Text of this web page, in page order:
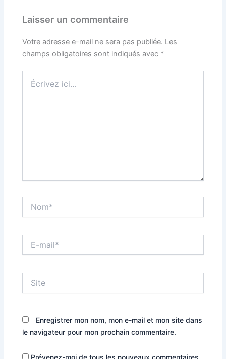
Laisser un commentaire
Votre adresse e-mail ne sera pas publiée. Les
champs obligatoires sont indiqués avec *
ici…
mail*
Enregistrer mon nom, mon e-mail et mon site dans
le navigateur pour mon prochain commentaire.
Prévenez-moi de tous les nouveaux commentaires